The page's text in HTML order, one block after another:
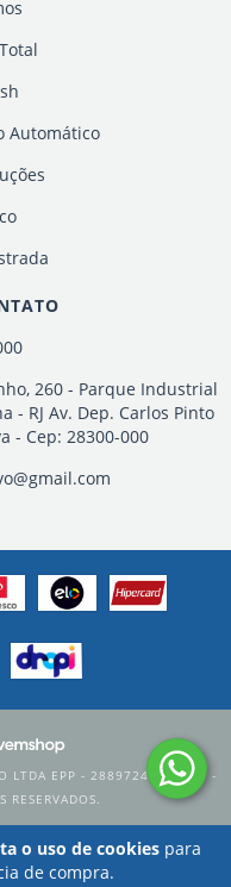
o uso de cookies para
de compra.
Automático
260 - Parque Industrial
- RJ Av. Dep. Carlos Pinto
- Cep: 28300-000
LTDA EPP - 28897247000171 -